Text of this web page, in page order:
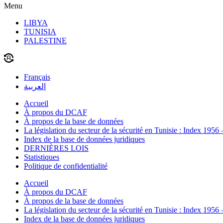
Menu
LIBYA
TUNISIA
PALESTINE
Français
العربية
Accueil
À propos du DCAF
À propos de la base de données
La législation du secteur de la sécurité en Tunisie : Index 1956
Index de la base de données juridiques
DERNIÈRES LOIS
Statistiques
Politique de confidentialité
Accueil
À propos du DCAF
À propos de la base de données
La législation du secteur de la sécurité en Tunisie : Index 1956
Index de la base de données juridiques